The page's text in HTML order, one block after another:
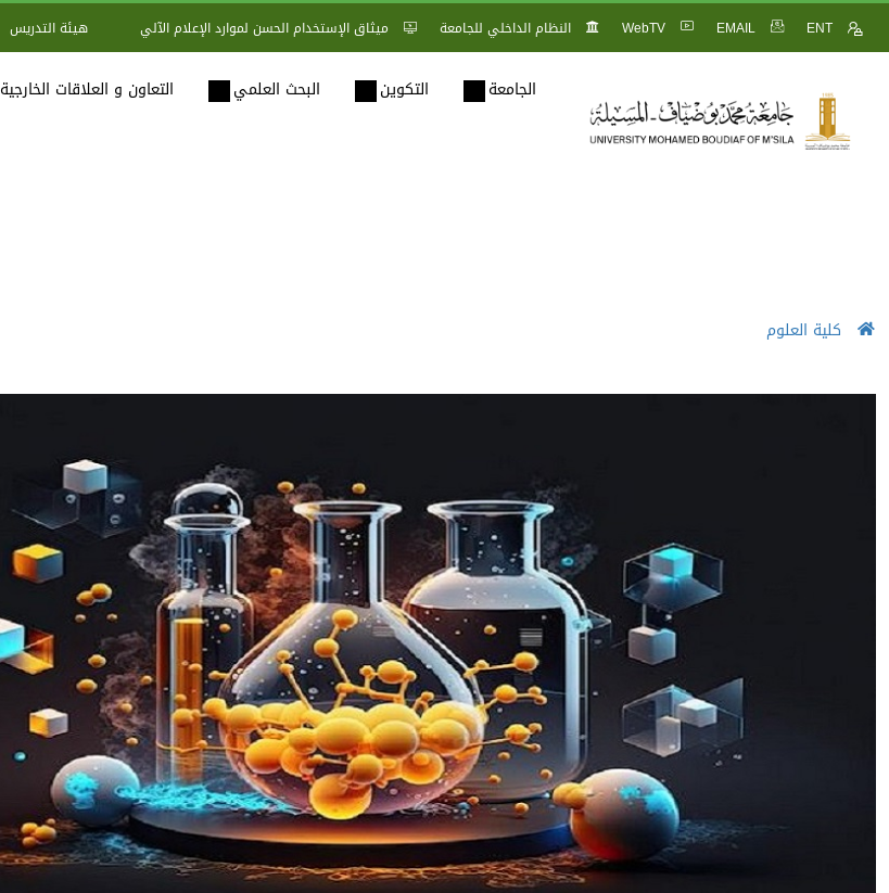
ENT
EMAIL
WebTV النظام الداخلي للجامعة ميثاق الإستخدام الحسن لموارد الإعلام الآلي هيئة التدريس
الجامعة التكوين البحث العلمي التعاون و العلاقات الخارجية
كلية العلوم